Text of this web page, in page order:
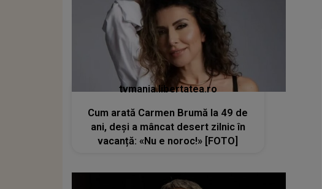
tvmania.libertatea.ro
Cum arată Carmen Brumă la 49 de
ani, deși a mâncat desert zilnic în
vacanță: «Nu e noroc!» [FOTO]